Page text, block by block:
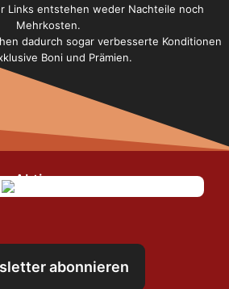
Links entstehen weder Nachteile noch
Mehrkosten.
dadurch sogar verbesserte Konditionen
Boni und Prämien.
abonnieren